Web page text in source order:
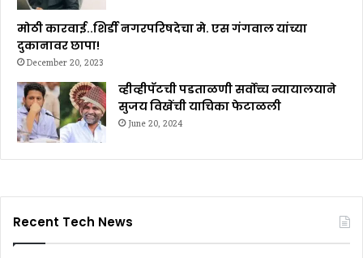
मोठी कारवाई..शिर्डी नगरपरिषदेचा मे. एस गंगवाल यांच्या
दुकानावर छापा!
December 20, 2023
व्हीव्हीपॅटची पडताळणी सर्वोच्च न्यायालयाने
सुजय विखेंची याचिका फेटाळली
June 20, 2024
Recent Tech News